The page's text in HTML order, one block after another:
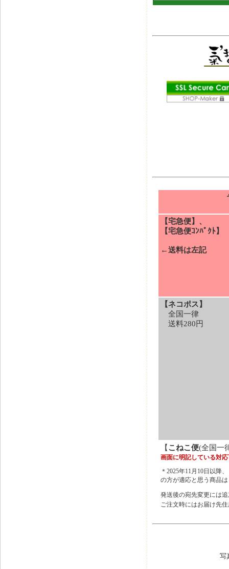
【宅急便】、
【宅急便ｺﾝﾊﾟｸﾄ】
←送料は左記
【ネコポス】
全国一律
送料280円
【 こねこ便(全国一
画面に明記している対
＊2025年11月10日以降
の方が適応と思う商品
発送後の宛先変更には
ご注文時にはお届け先
写